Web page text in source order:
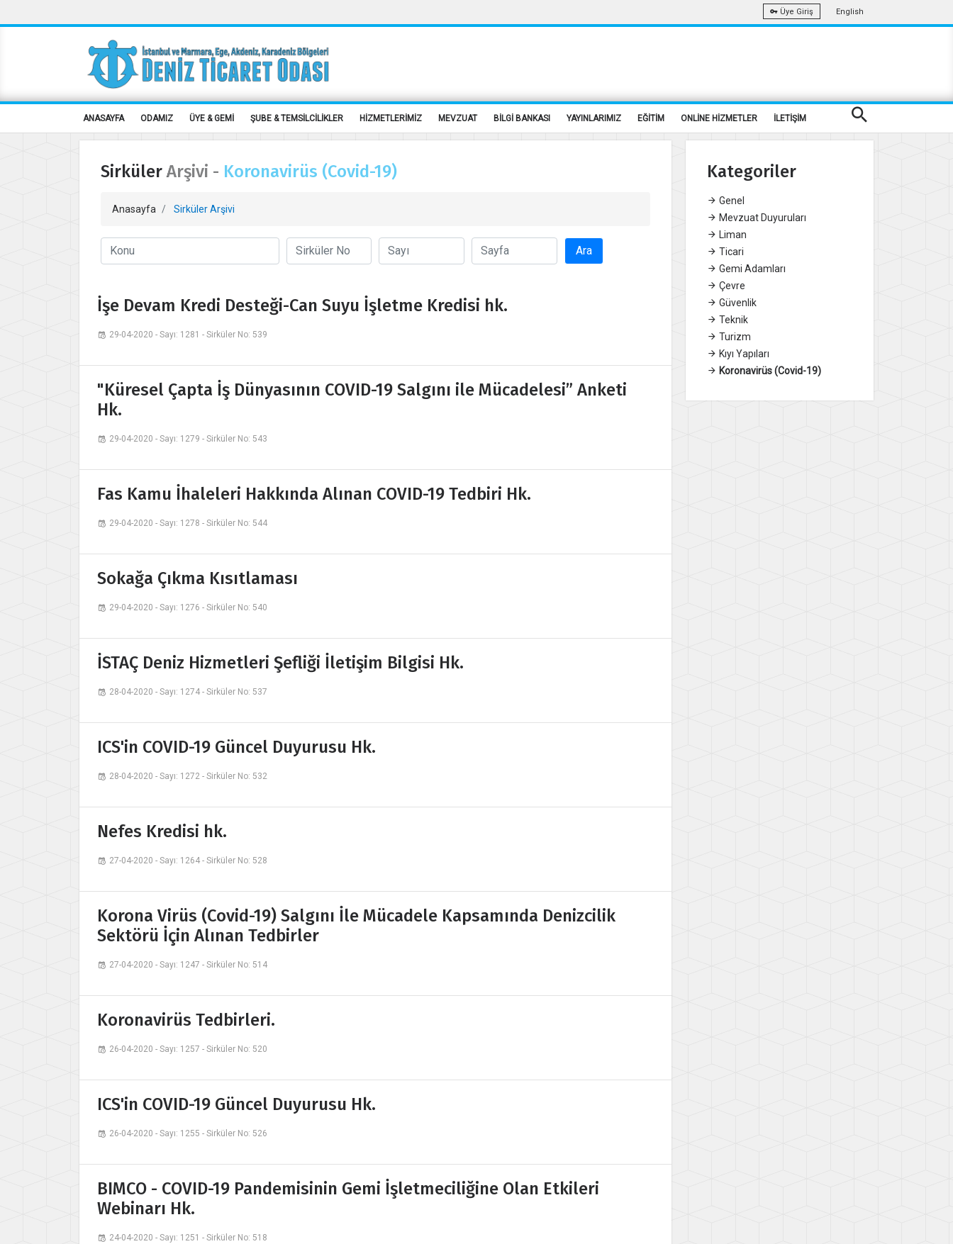
Üye Giriş English
ANASAYFA ODAMIZ ÜYE & GEMİ ŞUBE & TEMSİLCİLİKLER HİZMETLERİMİZ MEVZUAT BİLGİ BANKASI YAYINLARIMIZ EĞİTİM ONLİNE HİZMETLER İLETİŞİM
Sirküler Arşivi - Koronavirüs (Covid-19)
Anasayfa Sirküler Arşivi
Ara
İşe Devam Kredi Desteği-Can Suyu İşletme Kredisi hk.
29-04-2020 - Sayı: 1281 - Sirküler No: 539
"Küresel Çapta İş Dünyasının COVID-19 Salgını ile Mücadelesi” Anketi
Hk.
29-04-2020 - Sayı: 1279 - Sirküler No: 543
Fas Kamu İhaleleri Hakkında Alınan COVID-19 Tedbiri Hk.
29-04-2020 - Sayı: 1278 - Sirküler No: 544
Sokağa Çıkma Kısıtlaması
29-04-2020 - Sayı: 1276 - Sirküler No: 540
İSTAÇ Deniz Hizmetleri Şefliği İletişim Bilgisi Hk.
28-04-2020 - Sayı: 1274 - Sirküler No: 537
ICS'in COVID-19 Güncel Duyurusu Hk.
28-04-2020 - Sayı: 1272 - Sirküler No: 532
Nefes Kredisi hk.
27-04-2020 - Sayı: 1264 - Sirküler No: 528
Korona Virüs (Covid-19) Salgını İle Mücadele Kapsamında Denizcilik
Sektörü İçin Alınan Tedbirler
27-04-2020 - Sayı: 1247 - Sirküler No: 514
Koronavirüs Tedbirleri.
26-04-2020 - Sayı: 1257 - Sirküler No: 520
ICS'in COVID-19 Güncel Duyurusu Hk.
26-04-2020 - Sayı: 1255 - Sirküler No: 526
BIMCO - COVID-19 Pandemisinin Gemi İşletmeciliğine Olan Etkileri
Webinarı Hk.
24-04-2020 - Sayı: 1251 - Sirküler No: 518
Kategoriler
Genel
Mevzuat Duyuruları
Liman
Ticari
Gemi Adamları
Çevre
Güvenlik
Teknik
Turizm
Kıyı Yapıları
Koronavirüs (Covid-19)